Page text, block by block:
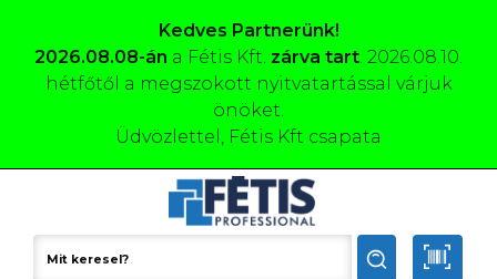
Kedves Partnerünk!
2026.08.08-án a Fétis Kft. zárva tart. 2026.08.10.
hétfőtől a megszokott nyitvatartással várjuk
önöket.
Üdvözlettel, Fétis Kft csapata